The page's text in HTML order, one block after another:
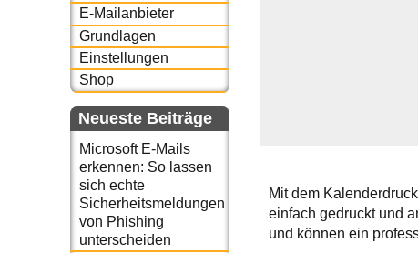
E-Mailanbieter
Grundlagen
Einstellungen
Shop
Neueste Beiträge
Microsoft E-Mails
erkennen: So lassen
sich echte
Sicherheitsmeldungen
von Phishing
unterscheiden
Mit dem
einfach gedruckt und
und können ein